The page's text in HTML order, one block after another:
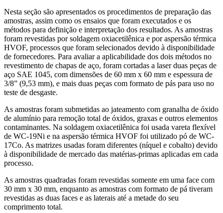
Nesta seção são apresentados os procedimentos de preparação das
amostras, assim como os ensaios que foram executados e os
métodos para definição e interpretação dos resultados. As amostras
foram revestidas por soldagem oxiacetilênica e por aspersão térmica
HVOF, processos que foram selecionados devido à disponibilidade
de fornecedores. Para avaliar a aplicabilidade dos dois métodos no
revestimento de chapas de aço, foram cortadas a laser duas peças de
aço SAE 1045, com dimensões de 60 mm x 60 mm e espessura de
3/8” (9,53 mm), e mais duas peças com formato de pás para uso no
teste de desgaste.
As amostras foram submetidas ao jateamento com granalha de óxido
de alumínio para remoção total de óxidos, graxas e outros elementos
contaminantes. Na soldagem oxiacetilênica foi usada vareta flexível
de WC-19Ni e na aspersão térmica HVOF foi utilizado pó de WC-
17Co. As matrizes usadas foram diferentes (níquel e cobalto) devido
à disponibilidade de mercado das matérias-primas aplicadas em cada
processo.
As amostras quadradas foram revestidas somente em uma face com
30 mm x 30 mm, enquanto as amostras com formato de pá tiveram
revestidas as duas faces e as laterais até a metade do seu
comprimento total.